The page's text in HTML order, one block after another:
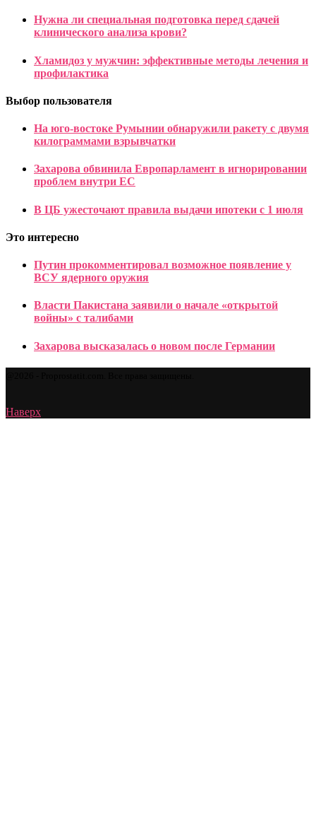
Нужна ли специальная подготовка перед сдачей
клинического анализа крови?
Хламидоз у мужчин: эффективные методы лечения и
профилактика
Выбор пользователя
На юго-востоке Румынии обнаружили ракету с двумя
килограммами взрывчатки
Захарова обвинила Европарламент в игнорировании
проблем внутри ЕС
В ЦБ ужесточают правила выдачи ипотеки с 1 июля
Это интересно
Путин прокомментировал возможное появление у
ВСУ ядерного оружия
Власти Пакистана заявили о начале «открытой
войны» с талибами
Захарова высказалась о новом после Германии
Наверх